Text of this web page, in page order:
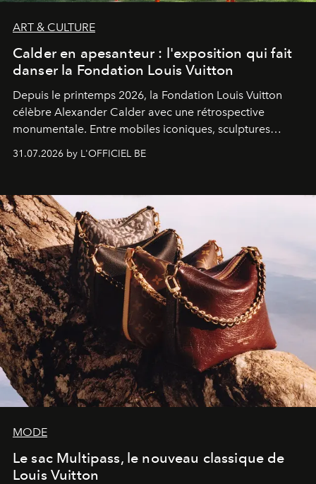
ART & CULTURE
Calder en apesanteur : l'exposition qui fait
danser la Fondation Louis Vuitton
Depuis le printemps 2026, la Fondation Louis Vuitton
célèbre Alexander Calder avec une rétrospective
monumentale. Entre mobiles iconiques, sculptures
américain investit les espaces imaginés par Frank Gehry
sculpture.
31.07.2026 by L'OFFICIEL BE
MODE
Le sac Multipass, le nouveau classique de
Louis Vuitton